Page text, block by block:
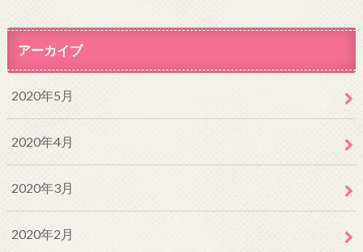
アーカイブ
2020年5月
2020年4月
2020年3月
2020年2月